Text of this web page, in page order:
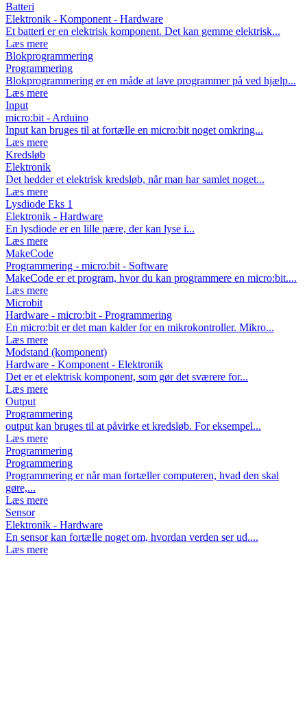
Batteri
Elektronik - Komponent - Hardware
Et batteri er en elektrisk komponent. Det kan gemme elektrisk...
Læs mere
Blokprogrammering
Programmering
Blokprogrammering er en måde at lave programmer på ved hjælp...
Læs mere
Input
micro:bit - Arduino
Input kan bruges til at fortælle en micro:bit noget omkring...
Læs mere
Kredsløb
Elektronik
Det hedder et elektrisk kredsløb, når man har samlet noget...
Læs mere
Lysdiode Eks 1
Elektronik - Hardware
En lysdiode er en lille pære, der kan lyse i...
Læs mere
MakeCode
Programmering - micro:bit - Software
MakeCode er et program, hvor du kan programmere en micro:bit....
Læs mere
Microbit
Hardware - micro:bit - Programmering
En micro:bit er det man kalder for en mikrokontroller. Mikro...
Læs mere
Modstand (komponent)
Hardware - Komponent - Elektronik
Det er et elektrisk komponent, som gør det sværere for...
Læs mere
Output
Programmering
output kan bruges til at påvirke et kredsløb. For eksempel...
Læs mere
Programmering
Programmering
Programmering er når man fortæller computeren, hvad den skal
gøre,...
Læs mere
Sensor
Elektronik - Hardware
En sensor kan fortælle noget om, hvordan verden ser ud....
Læs mere